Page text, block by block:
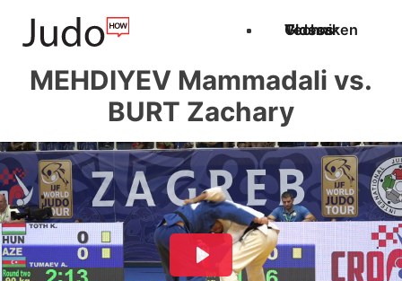
Techniken
Videos
Glossar
MEHDIYEV Mammadali vs.
BURT Zachary